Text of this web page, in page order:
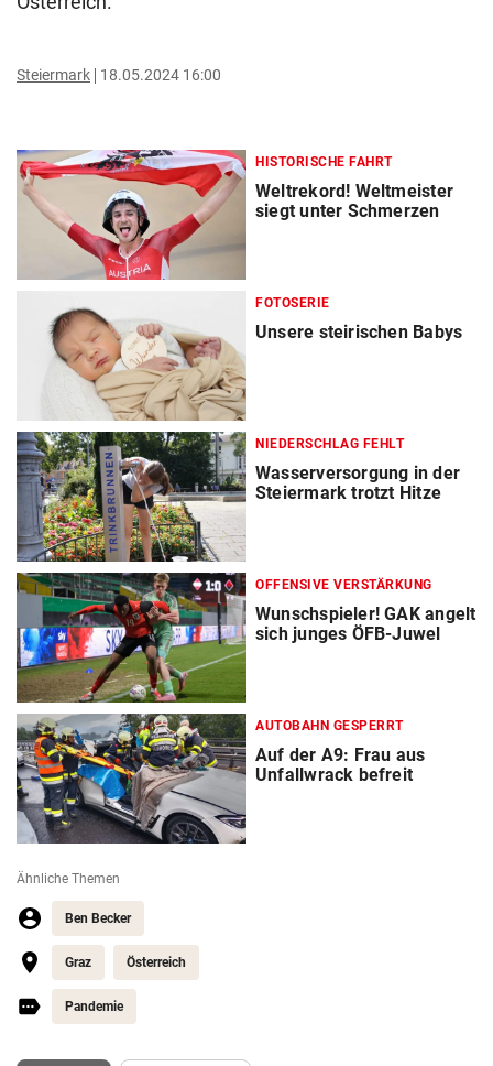
Steiermark 18.05.2024 16:00
HISTORISCHE FAHRT
Weltrekord! Weltmeister
siegt unter Schmerzen
FOTOSERIE
Unsere steirischen Babys
NIEDERSCHLAG FEHLT
Wasserversorgung in der
Steiermark trotzt Hitze
OFFENSIVE VERSTÄRKUNG
Wunschspieler! GAK angelt
sich junges ÖFB-Juwel
AUTOBAHN GESPERRT
Auf der A9: Frau aus
Unfallwrack befreit
Ähnliche Themen
Ben Becker
Graz Österreich
Pandemie